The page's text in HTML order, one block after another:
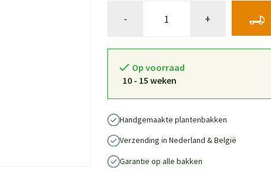
- +
Op voorraad
10 - 15 weken
Handgemaakte plantenbakken
Verzending in Nederland & België
Garantie op alle bakken